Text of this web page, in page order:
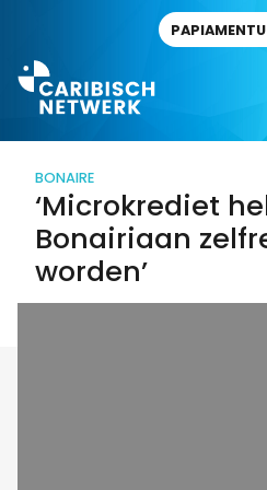
PAPIAMENTU
BONAIRE
‘Microkrediet
Bonairiaan
worden’